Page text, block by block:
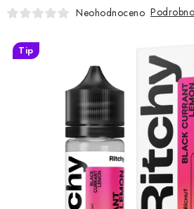
BÁZE
E-LIQUIDY
NIKOTINOVÉ SÁČKY
DÁRKOVÉ VOUCHERY
ATOMIZÉRY A CARTRIDGE
Neohodnoceno
Tip